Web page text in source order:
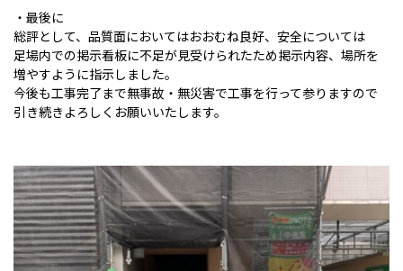
・最後に
総評として、品質面においてはおおむね良好、安全については
足場内での掲示看板に不足が見受けられたため掲示内容、場所を
増やすように指示しました。
今後も工事完了まで無事故・無災害で工事を行って参りますので
引き続きよろしくお願いいたします。